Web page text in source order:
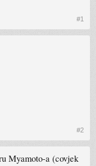
#1
#2
Myamoto-a (covjek